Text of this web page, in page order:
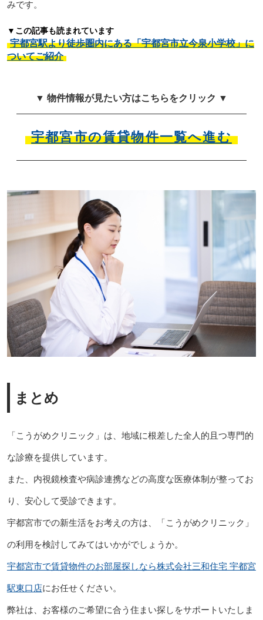
みです。
▼この記事も読まれています
宇都宮駅より徒歩圏内にある「宇都宮市立今泉小学校」に
ついてご紹介
▼ 物件情報が見たい方はこちらをクリック ▼
宇都宮市の賃貸物件一覧へ進む
まとめ
「こうがめクリニック」は、地域に根差した全人的且つ専門的
な診療を提供しています。
また、内視鏡検査や病診連携などの高度な医療体制が整ってお
り、安心して受診できます。
宇都宮市での新生活をお考えの方は、「こうがめクリニック」
の利用を検討してみてはいかがでしょうか。
宇都宮市で賃貸物件のお部屋探しなら株式会社三和住宅 宇都宮
駅東口店にお任せください。
弊社は、お客様のご希望に合う住まい探しをサポートいたしま